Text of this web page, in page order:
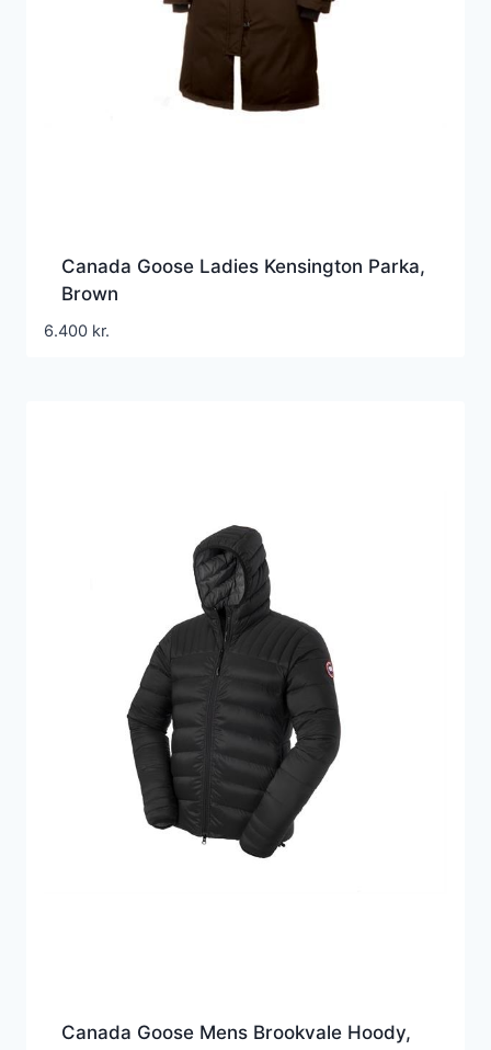
Canada Goose Ladies Kensington Parka,
Brown
6.400 kr.
Canada Goose Mens Brookvale Hoody,